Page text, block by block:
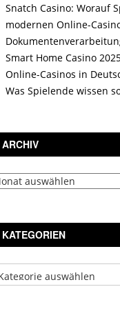
Snatch Casino: Worauf
modernen Online-
Smart Home Casino
Online-Casinos in
Was Spielende wissen
ARCHIV
KATEGORIEN